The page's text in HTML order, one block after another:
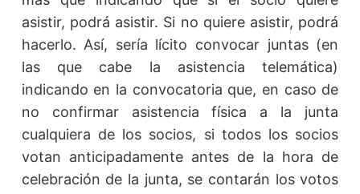
asistir, podrá asistir. Si no quiere asistir, podrá
hacerlo. Así, sería lícito convocar juntas (en
las que cabe la asistencia telemática)
indicando en la convocatoria que, en caso de
no confirmar asistencia física a la junta
cualquiera de los socios, si todos los socios
votan anticipadamente antes de la hora de
celebración de la junta, se contarán los votos